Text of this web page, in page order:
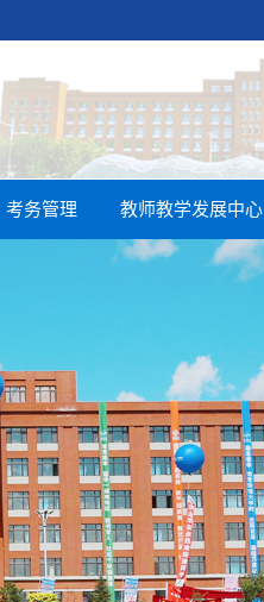
考务管理 教师教学发展中心